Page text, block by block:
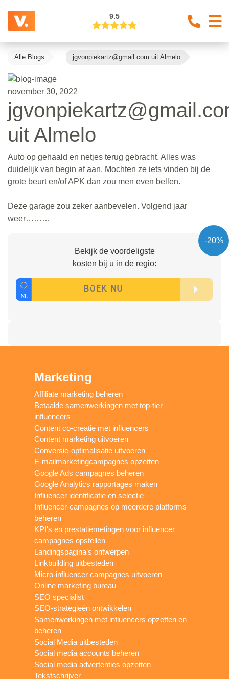
9.5
Alle Blogs jgvonpiekartz@gmail.com uit Almelo
november 30, 2022
uit Almelo
Auto op gehaald en netjes terug gebracht. Alles was
duidelijk van begin af aan. Mochten ze iets vinden bij de
grote beurt en/of APK dan zou men even bellen.
Deze garage zou zeker aanbevelen. Volgend jaar
weer………
-20%
Bekijk de voordeligste
kosten bij u in de regio:
Marketing
Affiliate marketing beheren
Betaalde samenwerkingen met top-tier
influencers
Content co-creatie met influencers
Content marketing uitvoeren
Conversie-optimalisatie uitvoeren
E-mailmarketingcampagnes opzetten
Google Ads campagnes beheren
Google Analytics rapportages maken
Influencer identificatie en selectie
Influencer-campagnes op meerdere platforms
beheren
KPI's en prestatiemetingen voor influencer
campagnes opstellen
Landingspagina’s ontwerpen
Linkbuilding uitbesteden
Micro-influencer campagnes uitvoeren
Online marketing bureau
SEO specialist
SEO-strategieën ontwikkelen
Samenwerkingen met influencers opzetten en
beheren
Social Media uitbesteden
Social media accounts beheren
Social media advertenties opzetten
Tekstschrijver